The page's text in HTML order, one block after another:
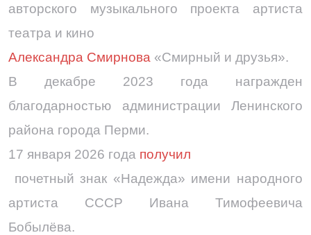
авторского музыкального проекта артиста
театра и кино
Александра Смирнова «Смирный и друзья».
В декабре 2023 года награжден
благодарностью администрации Ленинского
района города Перми.
17 января 2026 года получил
почетный знак «Надежда» имени народного
артиста СССР Ивана Тимофеевича
Бобылёва.